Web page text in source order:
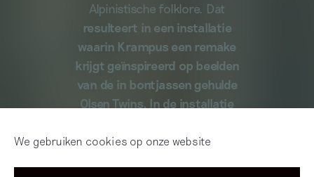
We gebruiken cookies op onze website
Alpinistische folklore. Dat
resulteert in een installatie
waarin Krampus een remake
krijgt geïnspireerd op beelden
van de in bontjassen gehulde
Olsen Twins. In de installatie
paganistische symbolen en